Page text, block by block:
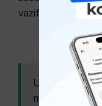
vazifasini
Pol Bregg
Ushbu
maqolani ham